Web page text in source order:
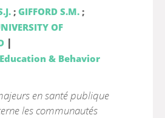
; GIFFORD S.M.;
OF
|
& Behavior
en santé publique
les communautés